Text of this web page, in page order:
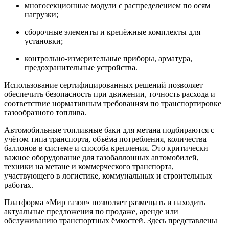
многосекционные модули с распределением по осям
нагрузки;
сборочные элементы и крепёжные комплекты для
установки;
контрольно-измерительные приборы, арматура,
предохранительные устройства.
Использование сертифицированных решений позволяет
обеспечить безопасность при движении, точность расхода и
соответствие нормативным требованиям по транспортировке
газообразного топлива.
Автомобильные топливные баки для метана подбираются с
учётом типа транспорта, объёма потребления, количества
баллонов в системе и способа крепления. Это критически
важное оборудование для газобаллонных автомобилей,
техники на метане и коммерческого транспорта,
участвующего в логистике, коммунальных и строительных
работах.
Платформа «Мир газов» позволяет размещать и находить
актуальные предложения по продаже, аренде или
обслуживанию транспортных ёмкостей. Здесь представлены